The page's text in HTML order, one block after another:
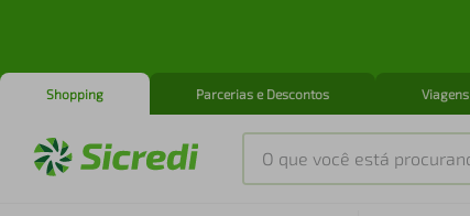
Shopping Parcerias e Descontos Viagens
O que você está procurando?